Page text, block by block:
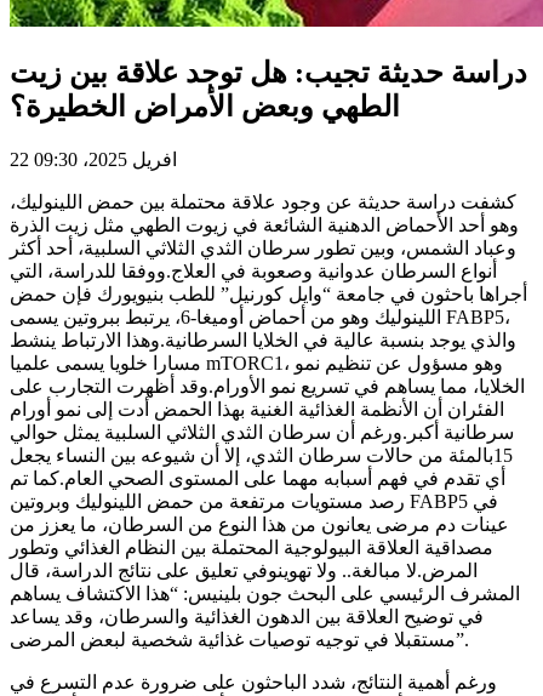
دراسة حديثة تجيب: هل توجد علاقة بين زيت
الطهي وبعض الأمراض الخطيرة؟
22 افريل 2025، 09:30
كشفت دراسة حديثة عن وجود علاقة محتملة بين حمض اللينوليك،
وهو أحد الأحماض الدهنية الشائعة في زيوت الطهي مثل زيت الذرة
وعباد الشمس، وبين تطور سرطان الثدي الثلاثي السلبية، أحد أكثر
أنواع السرطان عدوانية وصعوبة في العلاج.ووفقا للدراسة، التي
أجراها باحثون في جامعة “وايل كورنيل” للطب بنيويورك فإن حمض
اللينوليك وهو من أحماض أوميغا-6، يرتبط ببروتين يسمى FABP5،
والذي يوجد بنسبة عالية في الخلايا السرطانية.وهذا الارتباط ينشط
مسارا خلويا يسمى علميا mTORC1، وهو مسؤول عن تنظيم نمو
الخلايا، مما يساهم في تسريع نمو الأورام.وقد أظهرت التجارب على
الفئران أن الأنظمة الغذائية الغنية بهذا الحمض أدت إلى نمو أورام
سرطانية أكبر.ورغم أن سرطان الثدي الثلاثي السلبية يمثل حوالي
15بالمئة من حالات سرطان الثدي، إلا أن شيوعه بين النساء يجعل
أي تقدم في فهم أسبابه مهما على المستوى الصحي العام.كما تم
رصد مستويات مرتفعة من حمض اللينوليك وبروتين FABP5 في
عينات دم مرضى يعانون من هذا النوع من السرطان، ما يعزز من
مصداقية العلاقة البيولوجية المحتملة بين النظام الغذائي وتطور
المرض.لا مبالغة.. ولا تهوينوفي تعليق على نتائج الدراسة، قال
المشرف الرئيسي على البحث جون بلينيس: “هذا الاكتشاف يساهم
في توضيح العلاقة بين الدهون الغذائية والسرطان، وقد يساعد
مستقبلا في توجيه توصيات غذائية شخصية لبعض المرضى”.
ورغم أهمية النتائج، شدد الباحثون على ضرورة عدم التسرع في